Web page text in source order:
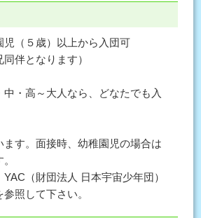
児（５歳）以上から入団可
同伴となります）
中・高～大人なら、どなたでも入
ます。面接時、幼稚園児の場合は
（財団法人 日本宇宙少年団）
照して下さい。